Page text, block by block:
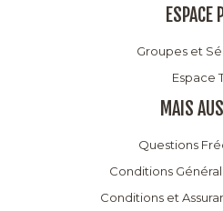
ESPACE
Groupes et
Espace
MAIS
Questions
Conditions
Conditions et